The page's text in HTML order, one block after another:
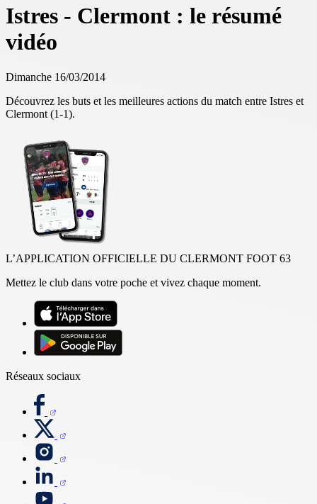
Istres - Clermont : le résumé
vidéo
Dimanche 16/03/2014
Découvrez les buts et les meilleures actions du match entre Istres et
Clermont (1-1).
L’APPLICATION OFFICIELLE DU CLERMONT FOOT 63
Mettez le club dans votre poche et vivez chaque moment.
Réseaux sociaux